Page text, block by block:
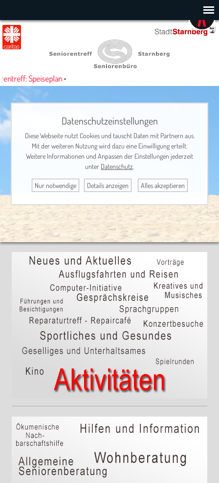
Speiseplan•
Datenschutzeinstellungen
Diese Webseite nutzt Cookies und tauscht Daten mit Partnern aus.
Mit der weiteren Nutzung wird dazu eine Einwilligung erteilt.
Weitere Informationen und Anpassen der Einstellungen jederzeit
unter Datenschutz
Nur notwendige Details anzeigen Alles akzeptieren